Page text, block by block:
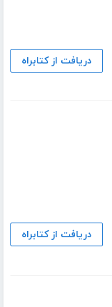
دریافت از کتابراه
دریافت از کتابراه